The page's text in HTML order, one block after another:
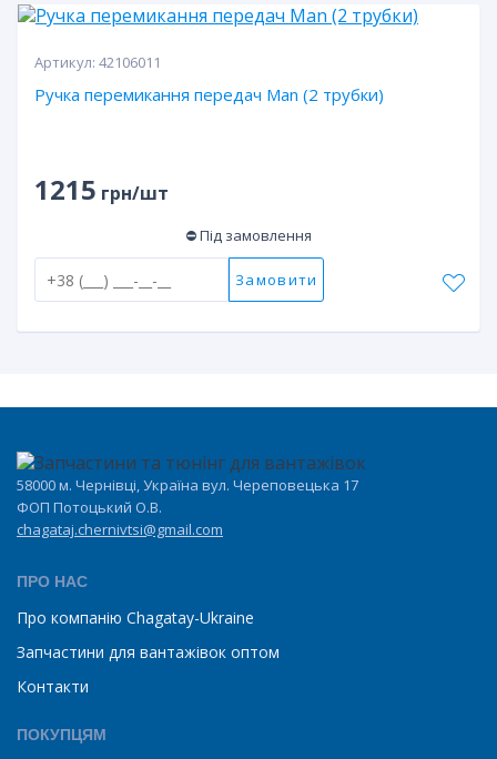
Артикул: 42106011
Ручка перемикання передач Man (2 трубки)
1215 грн/шт
⛔ Під замовлення
Замовити
58000 м. Чернівці, Україна вул. Череповецька 17
ФОП Потоцький О.В.
chagataj.chernivtsi@gmail.com
ПРО НАС
Про компанію Chagatay-Ukraine
Запчастини для вантажівок оптом
Контакти
ПОКУПЦЯМ